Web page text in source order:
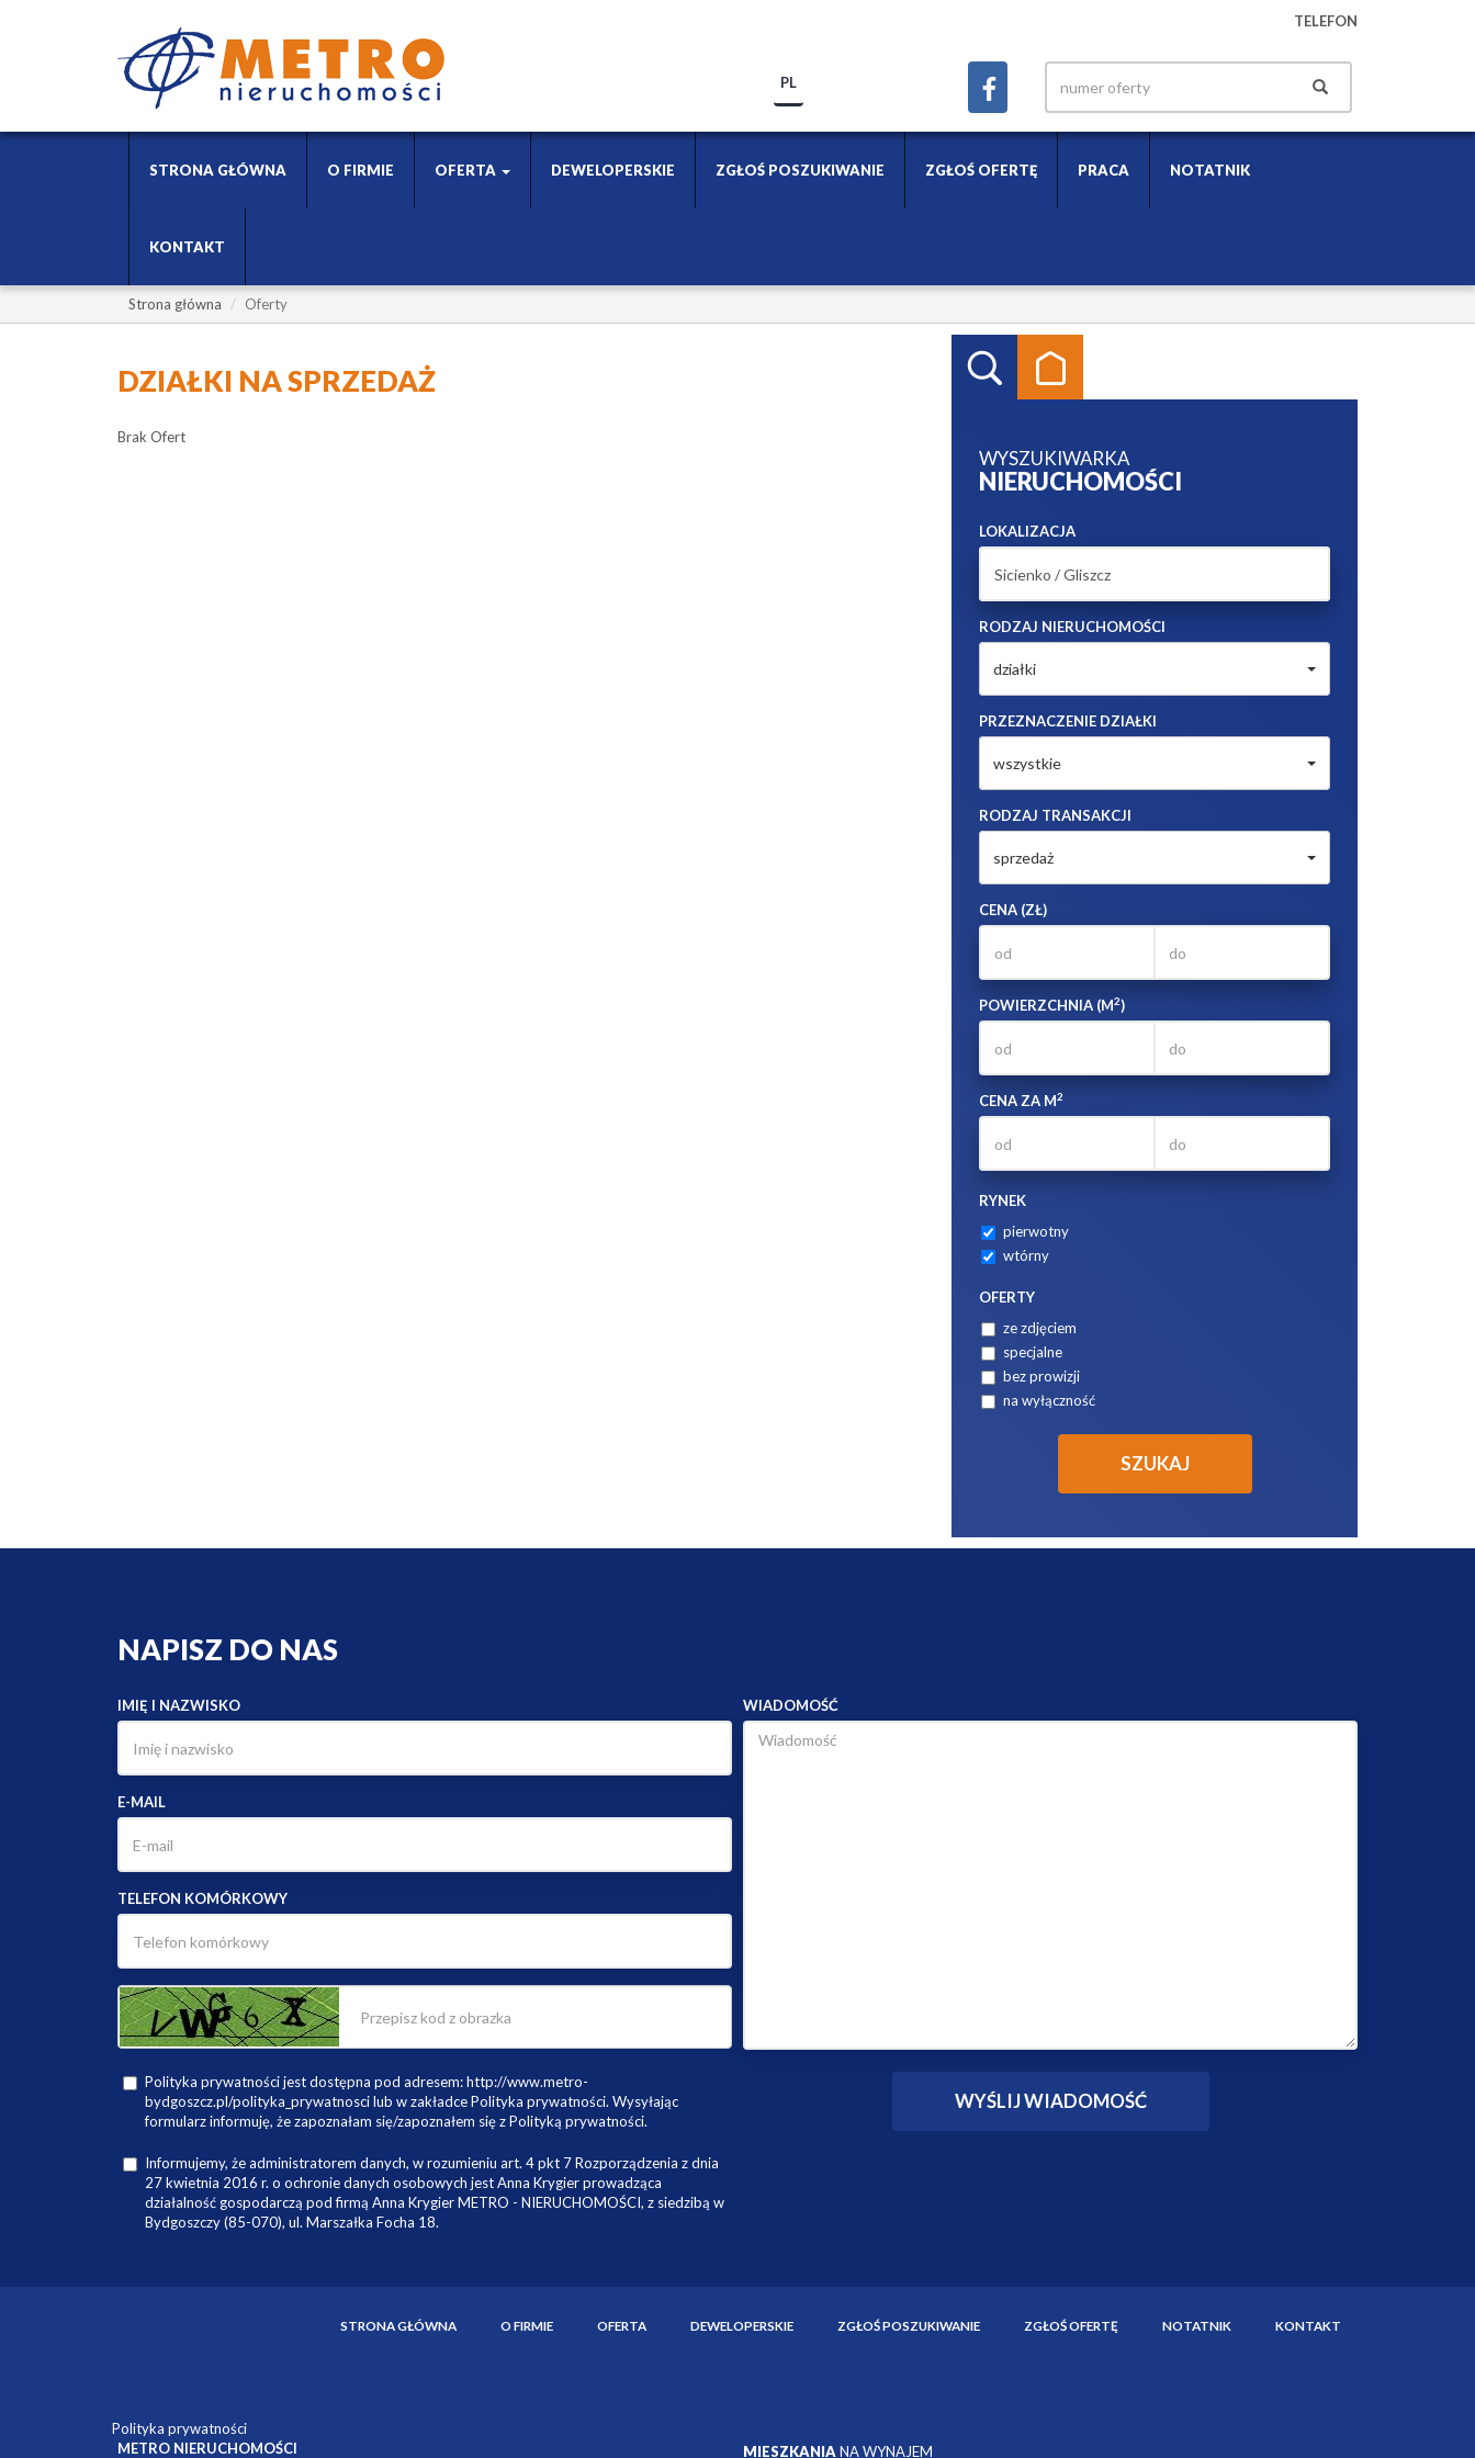
TELEFON
PL
STRONA GŁÓWNA O FIRMIE OFERTA DEWELOPERSKIE ZGŁOŚ POSZUKIWANIE ZGŁOŚ OFERTĘ PRACA NOTATNIK
KONTAKT
Strona główna Oferty
WYSZUKIWARKA
NIERUCHOMOŚCI
LOKALIZACJA
RODZAJ NIERUCHOMOŚCI
działki
PRZEZNACZENIE DZIAŁKI
wszystkie
RODZAJ TRANSAKCJI
sprzedaż
CENA (ZŁ)
POWIERZCHNIA (M2)
CENA ZA M2
RYNEK
pierwotny
wtórny
OFERTY
ze zdjęciem
specjalne
bez prowizji
na wyłączność
DZIAŁKI NA SPRZEDAŻ
Brak Ofert
NAPISZ DO NAS
IMIĘ I NAZWISKO
E-MAIL
TELEFON KOMÓRKOWY
Polityka prywatności jest dostępna pod adresem: http://www.metro-
bydgoszcz.pl/polityka_prywatnosci lub w zakładce Polityka prywatności. Wysyłając
formularz informuję, że zapoznałam się/zapoznałem się z Polityką prywatności.
Informujemy, że administratorem danych, w rozumieniu art. 4 pkt 7 Rozporządzenia z dnia
27 kwietnia 2016 r. o ochronie danych osobowych jest Anna Krygier prowadząca
działalność gospodarczą pod firmą Anna Krygier METRO - NIERUCHOMOŚCI, z siedzibą w
Bydgoszczy (85-070), ul. Marszałka Focha 18.
WIADOMOŚĆ
STRONA GŁÓWNA O FIRMIE OFERTA DEWELOPERSKIE ZGŁOŚ POSZUKIWANIE ZGŁOŚ OFERTĘ NOTATNIK KONTAKT
Polityka prywatności
METRO NIERUCHOMOŚCI
MIESZKANIA NA WYNAJEM